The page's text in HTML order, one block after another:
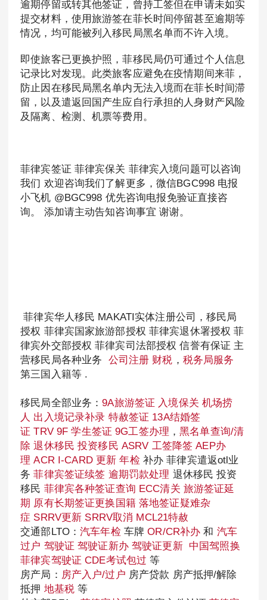
逾期停留或转其他签证，曾持工签但在申请未如实
提交材料，使用旅游签在菲长时间停留甚至逾期等
情况，均可能被列入移民局黑名单而不许入境。
即使旅客已更换护照，菲移民局仍可通过个人信息
记录比对发现。此类旅客应避免在疫情期间来菲，
防止因在移民局黑名单内无法入境而在菲长时间滞
留，以及遣返回国产生应自行承担的人身财产风险
及隔离、检测、机票等费用。
菲律宾签证 菲律宾保关 菲律宾入境问题可以咨询
我们 欢迎咨询我们了解更多，微信BGC998 电报
小飞机 @BGC998 优先咨询电报免验证直接咨
询。 添加请主动告知咨询事宜 谢谢。
菲律宾华人移民 MAKATI实体注册公司，移民局
授权 菲律宾国家旅游部授权 菲律宾退休署授权 菲
律宾外交部授权 菲律宾司法部授权 信誉有保证 主
营移民局各种业务 公司注册 财税 ， 税务局服务
第三国入籍等 .
移民局全部业务：9A旅游签证 入境保关 机场捞
人 出入境记录补录 特赦签证 13A结婚签
证 TRV 9F 学生签证 9G工签办理 ，黑名单查询/清
除 退休移民投资移民 ASRV 工签降签 AEP办
理 ACR I-CARD 更新 年检 补办 菲律宾遣返otl业
务菲律宾签证续签 逾期罚款处理 退休移民 投资
移民 菲律宾各种签证查询 ECC清关 旅游签证延
期 原有长期签证更换国籍 落地签证疑难杂
症 SRRV更新 SRRV取消 MCL21特赦
交通部LTO：汽车年检 车牌OR/CR补办 和 汽车
过户 驾驶证 驾驶证新办 驾驶证更新
中国驾照换
菲律宾驾驶证 CDE考试包过 等
房产局： 房产入户/过户 房产贷款 房产抵押/解除
抵押 地基税等